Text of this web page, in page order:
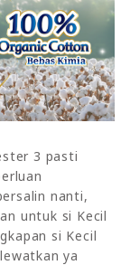
3 pasti
nanti,
untuk si Kecil
si Kecil
ya